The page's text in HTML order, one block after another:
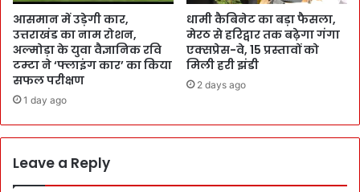
आसमान में उड़ेगी कार,
उत्तराखंड का नाम रोशन,
अल्मोड़ा के युवा वैज्ञानिक रवि
टम्टा ने ‘फ्लाइंग कार’ का किया
सफल परीक्षण
1 day ago
धामी कैबिनेट का बड़ा फैसला,
मेरठ से हरिद्वार तक बढ़ेगा गंगा
एक्सप्रेस-वे, 15 प्रस्तावों को
मिली हरी झंडी
2 days ago
Leave a Reply